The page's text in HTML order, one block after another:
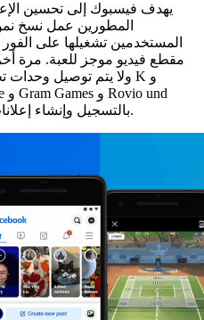
يهدف فيسبوك إلى تحسين
المطورين عمل نسخ
المستخدمين تشغيلها على
مقطع فيديو موجز للعبة. مرة
Wildlife Studios بالتسجيل وإنشاء إعلانات قابلة للتشغيل.